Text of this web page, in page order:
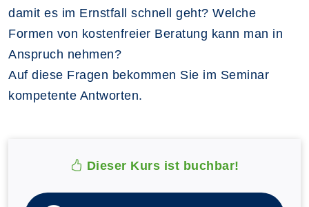
damit es im Ernstfall schnell geht? Welche
Formen von kostenfreier Beratung kann man in
Anspruch nehmen?
Auf diese Fragen bekommen Sie im Seminar
kompetente Antworten.
Dieser Kurs ist buchbar!